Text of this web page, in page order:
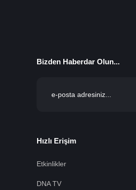
Bizden Haberdar Olun...
Hızlı Erişim
Etkinlikler
DNA TV